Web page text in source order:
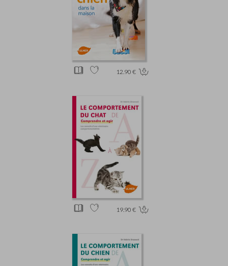
12.90 €
19.90 €